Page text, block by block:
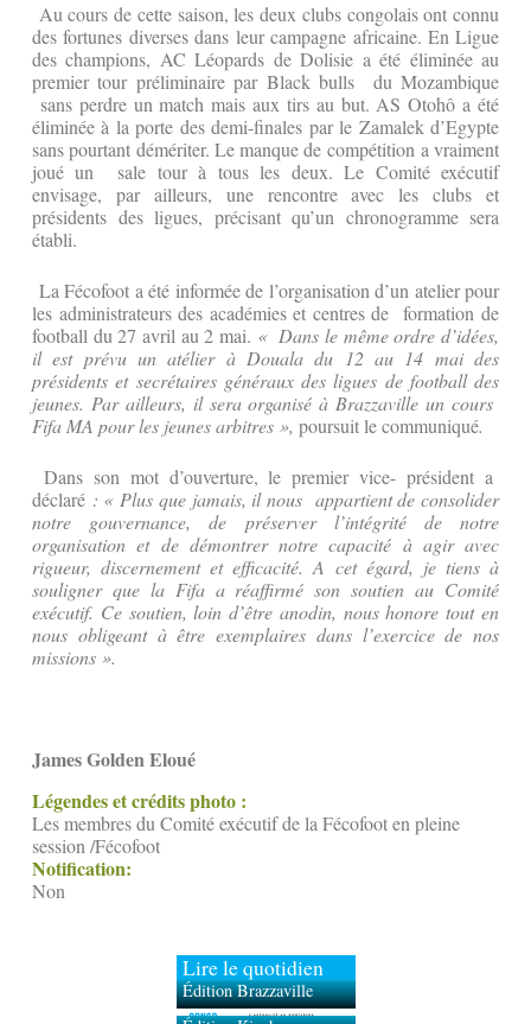
Au cours de cette saison, les deux clubs congolais ont connu
des fortunes diverses dans leur campagne africaine. En Ligue
des champions, AC Léopards de Dolisie a été éliminée au
premier tour préliminaire par Black bulls du Mozambique
sans perdre un match mais aux tirs au but. AS Otohô a été
éliminée à la porte des demi-finales par le Zamalek d’Egypte
sans pourtant démériter. Le manque de compétition a vraiment
joué un sale tour à tous les deux. Le Comité exécutif
envisage, par ailleurs, une rencontre avec les clubs et
présidents des ligues, précisant qu’un chronogramme sera
établi.
La Fécofoot a été informée de l’organisation d’un atelier pour
les administrateurs des académies et centres de formation de
football du 27 avril au 2 mai. « Dans le même ordre d’idées,
il est prévu un atélier à Douala du 12 au 14 mai des
présidents et secrétaires généraux des ligues de football des
jeunes. Par ailleurs, il sera organisé à Brazzaville un cours
Fifa MA pour les jeunes arbitres », poursuit le communiqué.
Dans son mot d’ouverture, le premier vice- président a
déclaré : « Plus que jamais, il nous appartient de consolider
notre gouvernance, de préserver l’intégrité de notre
organisation et de démontrer notre capacité à agir avec
rigueur, discernement et efficacité. A cet égard, je tiens à
souligner que la Fifa a réaffirmé son soutien au Comité
exécutif. Ce soutien, loin d’être anodin, nous honore tout en
nous obligeant à être exemplaires dans l’exercice de nos
missions ».
James Golden Eloué
Légendes et crédits photo :
Les membres du Comité exécutif de la Fécofoot en pleine
session /Fécofoot
Notification:
Non
Lire le quotidien
Édition Brazzaville
Édition Kinshasa